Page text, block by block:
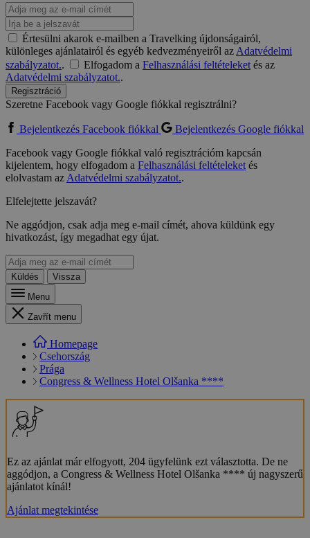
Értesülni akarok e-mailben a Travelking újdonságairól,
különleges ajánlatairól és egyéb kedvezményeiről azAdatvédelmi
szabályzatot.. Elfogadom a Felhasználási feltételeketés az
Adatvédelmi szabályzatot..
Regisztráció
Szeretne Facebook vagy Google fiókkal regisztrálni?
Bejelentkezés Facebook fiókkal
Bejelentkezés Google fiókkal
Facebook vagy Google fiókkal való regisztrációm kapcsán
kijelentem, hogy elfogadom a Felhasználási feltételeketés
elolvastam azAdatvédelmi szabályzatot..
Elfelejtette jelszavát?
Ne aggódjon, csak adja meg e-mail címét, ahova küldünk egy
hivatkozást, így megadhat egy újat.
Küldés
Vissza
Menu
Zavřít menu
Homepage
Csehország
Prága
Congress & Wellness Hotel Olšanka ****
Ez az ajánlat már elfogyott, 204 ügyfelünk ezt választotta. De ne
aggódjon, a Congress & Wellness Hotel Olšanka **** új nagyszerű
ajánlatot kínál!
Ajánlat megtekintése